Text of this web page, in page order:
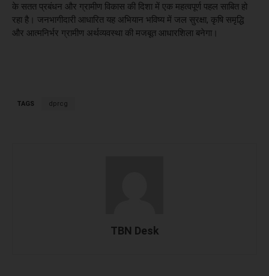
के सतत प्रबंधन और ग्रामीण विकास की दिशा में एक महत्वपूर्ण पहल साबित हो
रहा है। जनभागीदारी आधारित यह अभियान भविष्य में जल सुरक्षा, कृषि समृद्धि
और आत्मनिर्भर ग्रामीण अर्थव्यवस्था की मजबूत आधारशिला बनेगा।
TAGS dprcg
TBN Desk